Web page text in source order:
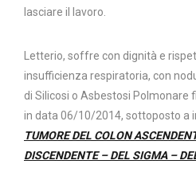
lasciare il lavoro.
Letterio, soffre con dignità e
insufficienza respiratoria, con
di Silicosi o Asbestosi Polmonare
in data 06/10/2014, sottoposto a
TUMORE DEL COLON
DISCENDENTE – DEL SIGMA –